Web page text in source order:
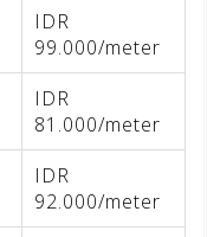
IDR
99.000/meter
IDR
81.000/meter
IDR
92.000/meter